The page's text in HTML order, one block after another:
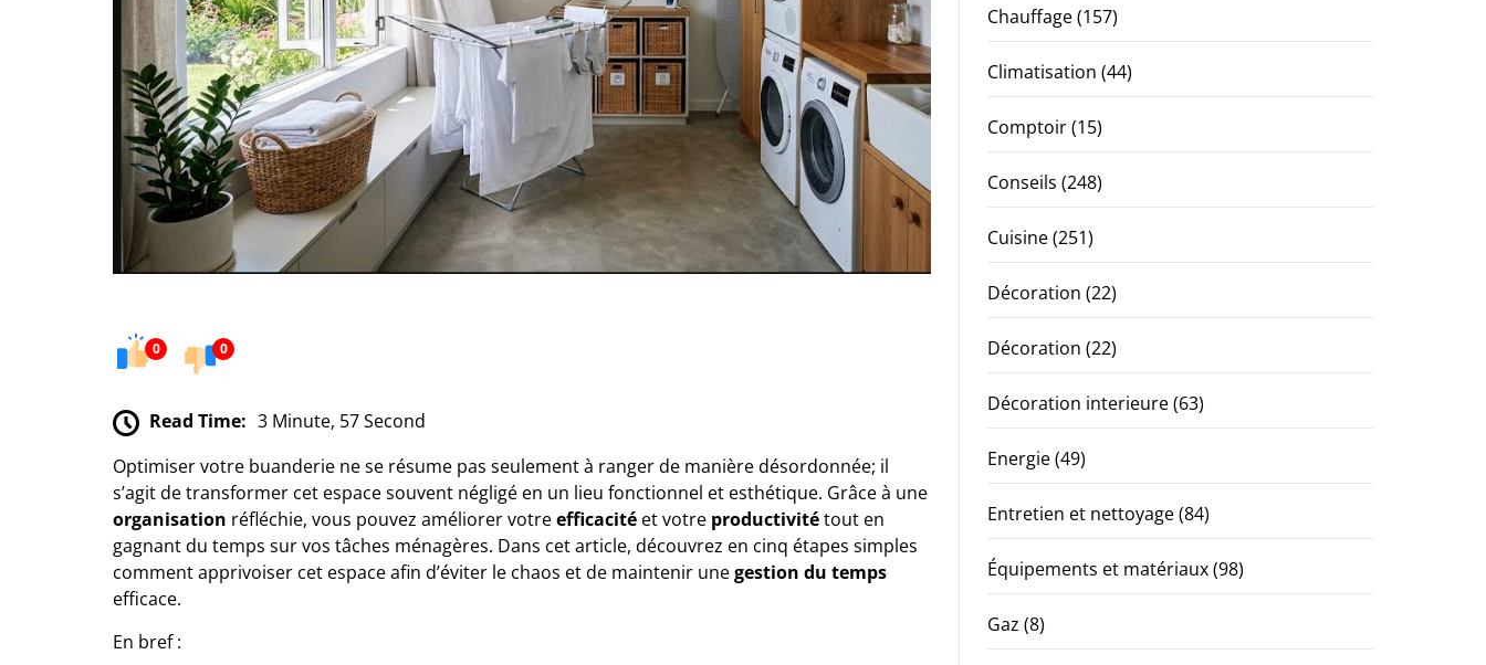
0 0
Read Time: 3 Minute, 57 Second
Optimiser votre buanderie ne se résume pas seulement à ranger de manière désordonnée; il
s’agit de transformer cet espace souvent négligé en un lieu fonctionnel et esthétique. Grâce à une
organisation réfléchie, vous pouvez améliorer votreefficacité et votre productivitétout en
gagnant du temps sur vos tâches ménagères. Dans cet article, découvrez en cinq étapes simples
comment apprivoiser cet espace afin d’éviter le chaos et de maintenir unegestion du temps
efficace.
En bref :
Chauffage(157)
Climatisation (44)
Comptoir(15)
Conseils (248)
Cuisine(251)
Décoration (22)
Décoration (22)
Décoration interieure(63)
Energie(49)
Entretien et nettoyage(84)
Équipements et matériaux(98)
Gaz (8)